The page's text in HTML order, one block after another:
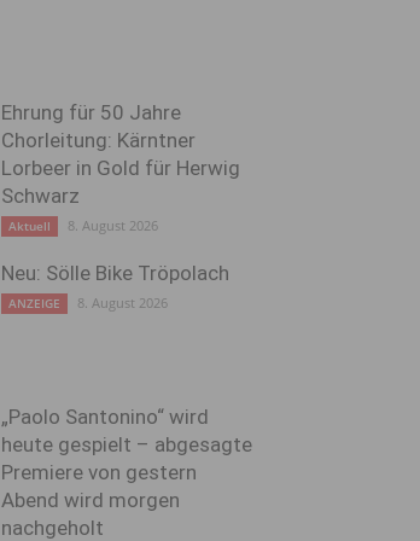
Ehrung für 50 Jahre
Chorleitung: Kärntner
Lorbeer in Gold für Herwig
Schwarz
Aktuell 8. August 2026
Neu: Sölle Bike Tröpolach
ANZEIGE 8. August 2026
„Paolo Santonino“ wird
heute gespielt – abgesagte
Premiere von gestern
Abend wird morgen
nachgeholt